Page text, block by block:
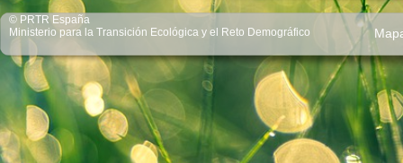
© PRTR España
Ministerio para la Transición Ecológica y el Reto Demográfico